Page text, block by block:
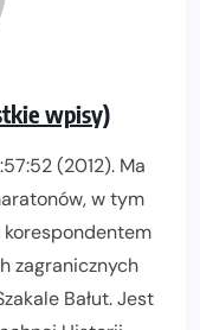
wpisy)
(2012). Ma
w tym
korespondentem
zagranicznych
Bałut. Jest